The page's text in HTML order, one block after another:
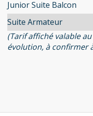
Junior Suite Balcon
Suite Armateur
(Tarif affiché valable
évolution, à confirmer